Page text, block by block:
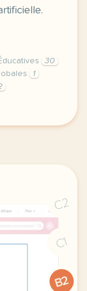
30
1
parler
C2
C1
B2